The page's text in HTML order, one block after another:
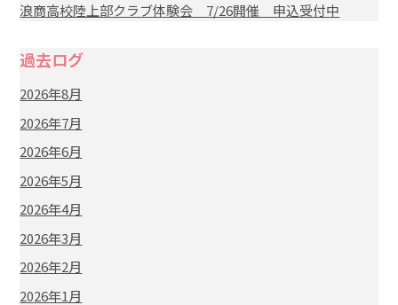
浪商高校陸上部クラブ体験会 7/26開催 申込受付中
過去ログ
2026年8月
2026年7月
2026年6月
2026年5月
2026年4月
2026年3月
2026年2月
2026年1月